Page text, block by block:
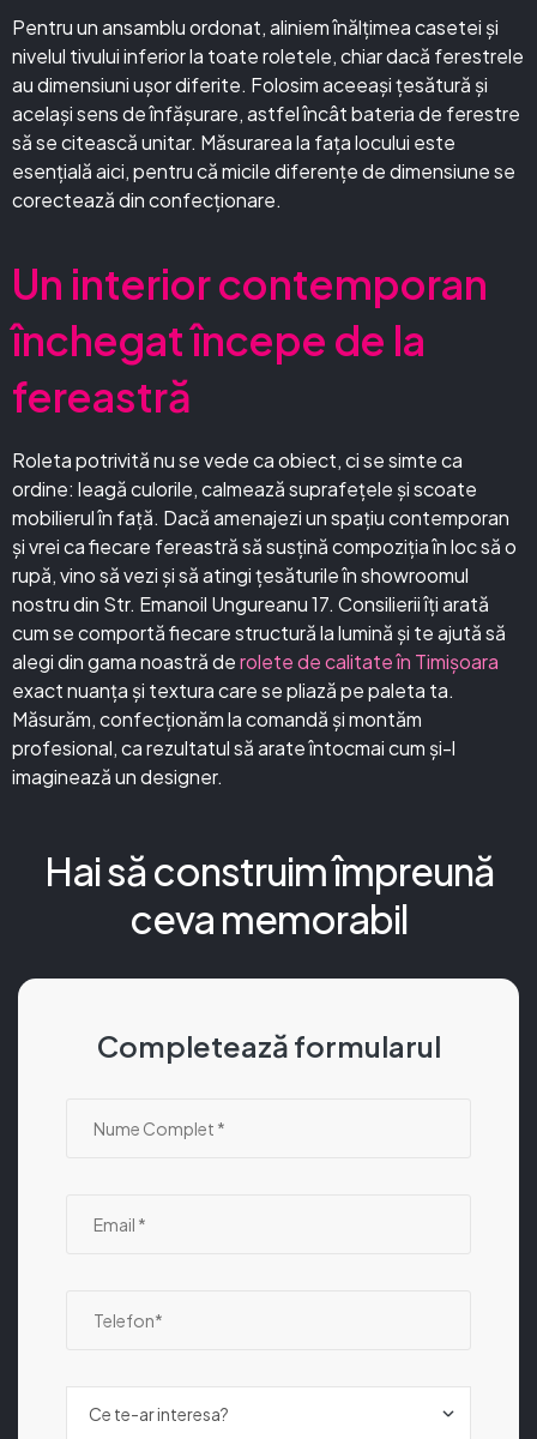
Pentru un ansamblu ordonat, aliniem înălțimea casetei și
nivelul tivului inferior la toate roletele, chiar dacă ferestrele
au dimensiuni ușor diferite. Folosim aceeași țesătură și
același sens de înfășurare, astfel încât bateria de ferestre
să se citească unitar. Măsurarea la fața locului este
esențială aici, pentru că micile diferențe de dimensiune se
corectează din confecționare.
Un interior contemporan
închegat începe de la
fereastră
Roleta potrivită nu se vede ca obiect, ci se simte ca
ordine: leagă culorile, calmează suprafețele și scoate
mobilierul în față. Dacă amenajezi un spațiu contemporan
și vrei ca fiecare fereastră să susțină compoziția în loc să o
rupă, vino să vezi și să atingi țesăturile în showroomul
nostru din Str. Emanoil Ungureanu 17. Consilierii îți arată
cum se comportă fiecare structură la lumină și te ajută să
alegi din gama noastră derolete de calitate în Timișoara
exact nuanța și textura care se pliază pe paleta ta.
Măsurăm, confecționăm la comandă și montăm
profesional, ca rezultatul să arate întocmai cum și-l
imaginează un designer.
Hai să construim împreună
ceva memorabil
Completează formularul